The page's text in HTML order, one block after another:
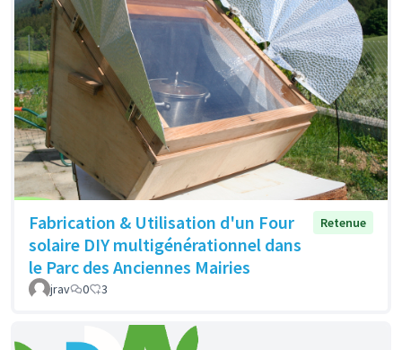
Fabrication & Utilisation d'un Four
solaire DIY multigénérationnel dans
le Parc des Anciennes Mairies
Retenue
jrav 0 3